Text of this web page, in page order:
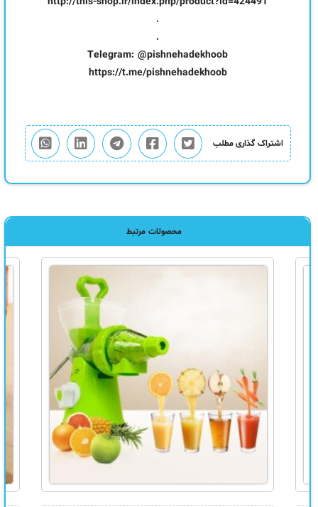
.
.
Telegram: @pishnehadekhoob
https://t.me/pishnehadekhoob
اشتراک گذاری مطلب
محصولات مرتبط